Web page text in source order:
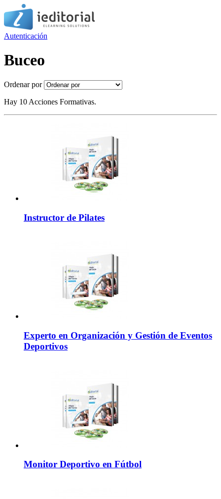
Autenticación
Buceo
Ordenar por
Hay 10 Acciones Formativas.
Instructor de Pilates
Experto en Organización y Gestión de Eventos
Deportivos
Monitor Deportivo en Fútbol